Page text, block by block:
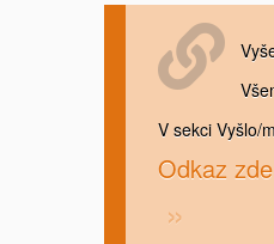
V sekci Vyšlo/
Odkaz zde